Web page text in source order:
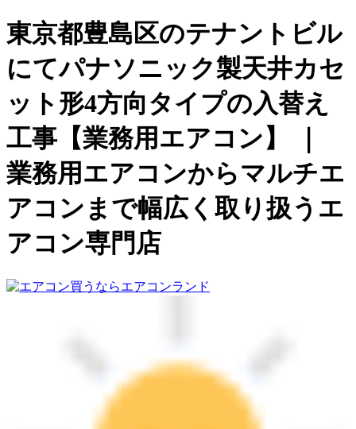
東京都豊島区のテナントビル
にてパナソニック製天井カセ
ット形4方向タイプの入替え
工事【業務用エアコン】 ｜
業務用エアコンからマルチエ
アコンまで幅広く取り扱うエ
アコン専門店